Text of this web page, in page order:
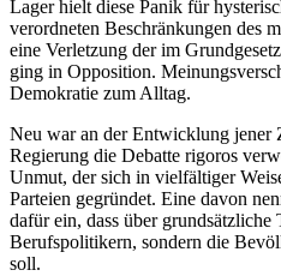
Lager hielt diese Panik für
verordneten Beschränkungen des
eine Verletzung der im
ging in Opposition.
Demokratie zum Alltag.
Neu war an der Entwicklung jener
Regierung die Debatte rigoros
Unmut, der sich in vielfältiger
Parteien gegründet. Eine davon
dafür ein, dass über grundsätzliche
Berufspolitikern, sondern die
soll.